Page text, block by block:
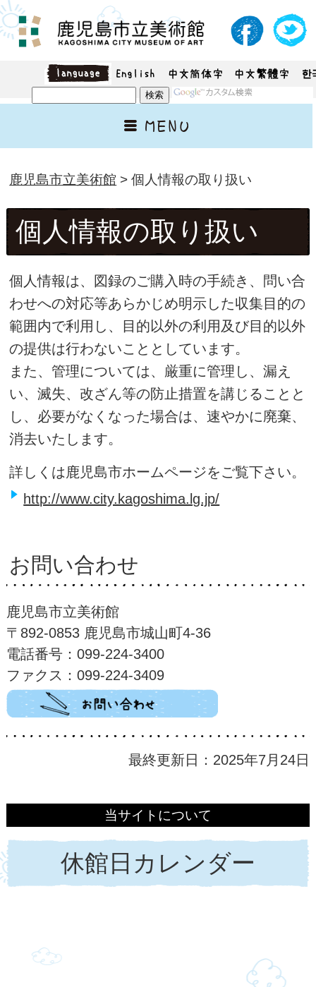
鹿児島市立美術館 > 個人情報の取り扱い
個人情報の取り扱い
個人情報は、図録のご購入時の手続き、問い合
わせへの対応等あらかじめ明示した収集目的の
範囲内で利用し、目的以外の利用及び目的以外
の提供は行わないこととしています。
また、管理については、厳重に管理し、漏え
い、滅失、改ざん等の防止措置を講じることと
し、必要がなくなった場合は、速やかに廃棄、
消去いたします。
詳しくは鹿児島市ホームページをご覧下さい。
http://www.city.kagoshima.lg.jp/
お問い合わせ
鹿児島市立美術館
〒892-0853 鹿児島市城山町4-36
電話番号：099-224-3400
ファクス：099-224-3409
最終更新日：2025年7月24日
当サイトについて
休館日カレンダー